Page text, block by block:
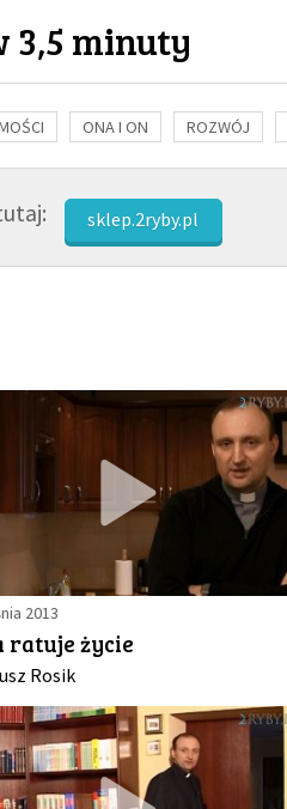
3,5 minuty
ONA I ON ROZWÓJ
MĘŻCZYZNA RELIGIE
sklep.2ryby.pl
2013
ratuje życie
Rosik